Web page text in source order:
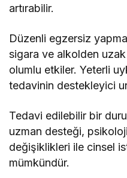
artırabilir.
Düzenli egzersiz
sigara ve alkolden uzak
olumlu etkiler. Yeterli
tedavinin destekleyici
Tedavi edilebilir bir
uzman desteği,
değişiklikleri ile cinsel
mümkündür.